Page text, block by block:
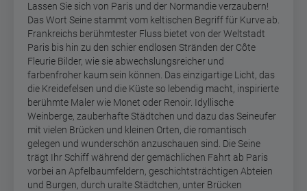
Lassen Sie sich von Paris und der Normandie verzaubern!
Das Wort Seine stammt vom keltischen Begriff für Kurve ab.
Frankreichs berühmtester Fluss bietet von der Weltstadt
Paris bis hin zu den schier endlosen Stränden der Côte
Fleurie Bilder, wie sie abwechslungsreicher und
farbenfroher kaum sein können. Das einzigartige Licht, das
die Kreidefelsen und die Küste so lebendig macht, inspirierte
berühmte Maler wie Monet oder Renoir. Idyllische
Weinberge, zauberhafte Städtchen und dazu das Seineufer
mit vielen Brücken und kleinen Orten, die romantisch
gelegen und wunderschön anzuschauen sind. Die Seine
trägt Ihr Schiff während der gemächlichen Fahrt ab Paris
vorbei an Apfelbaumfeldern, geschichtsträchtigen Abteien
und Burgen, durch uralte Städtchen, unter Brücken